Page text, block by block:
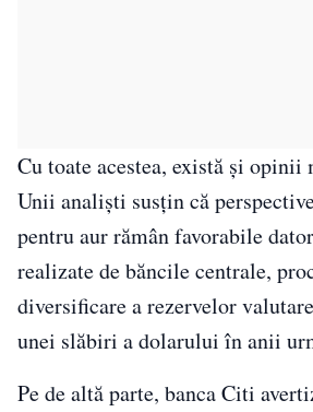
Cu toate acestea, există și
Unii analiști susțin că
pentru aur rămân favorabile
realizate de băncile centrale,
diversificare a rezervelor
unei slăbiri a dolarului în anii
Pe de altă parte, banca Citi